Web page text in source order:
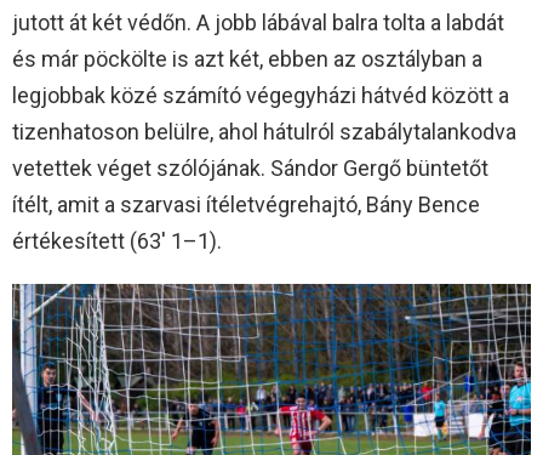
jutott át két védőn. A jobb lábával balra tolta a labdát
és már pöckölte is azt két, ebben az osztályban a
legjobbak közé számító végegyházi hátvéd között a
tizenhatoson belülre, ahol hátulról szabálytalankodva
vetettek véget szólójának. Sándor Gergő büntetőt
ítélt, amit a szarvasi ítéletvégrehajtó, Bány Bence
értékesített (63′ 1–1).